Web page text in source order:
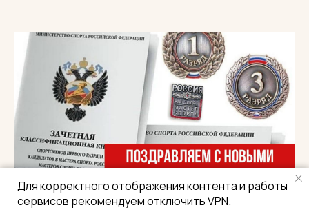
Для корректного отображения контента и работы
сервисов рекомендуем отключить VPN.